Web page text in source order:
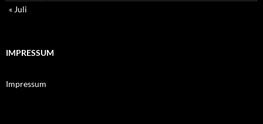
« Juli
IMPRESSUM
Impressum